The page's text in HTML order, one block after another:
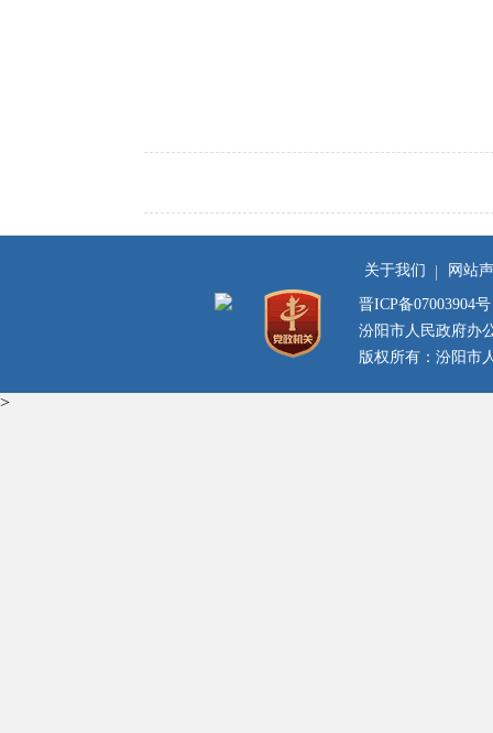
关于我们 网站
晋ICP备07003904号
汾阳市人民政府办
版权所有：汾阳市
>